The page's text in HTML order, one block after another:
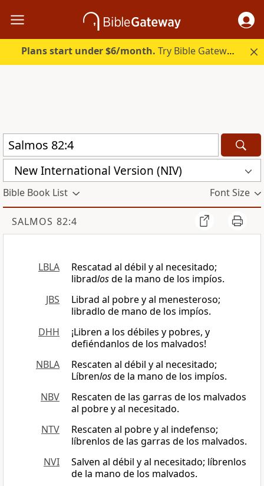
Plans start under $6/month. Try Bible Gateway Plus.
New International Version (NIV)
Bible Book List Font Size
SALMOS 82:4
LBLA
Rescatad al débil y al necesitado;
libradlosde la mano de los impíos.
JBS
Librad al pobre y al menesteroso;
libradlo de mano de los impíos.
DHH
¡Libren a los débiles y pobres, y
defiéndanlos de los malvados!
NBLA
Rescaten al débil y al necesitado;
Líbrenlosde la mano de los impíos.
NBV
Rescaten de las garras de los malvados
al pobre y al necesitado.
NTV
Rescaten al pobre y al indefenso;
líbrenlos de las garras de los malvados.
NVI
Salven al débil y al necesitado; líbrenlos
de la mano de los malvados.